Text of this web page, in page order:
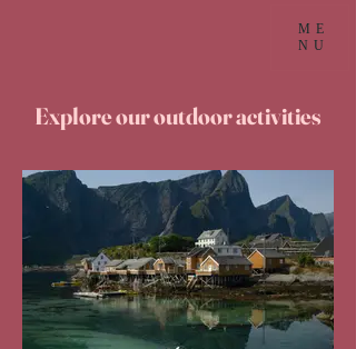
ME
NU
Explore our outdoor activities